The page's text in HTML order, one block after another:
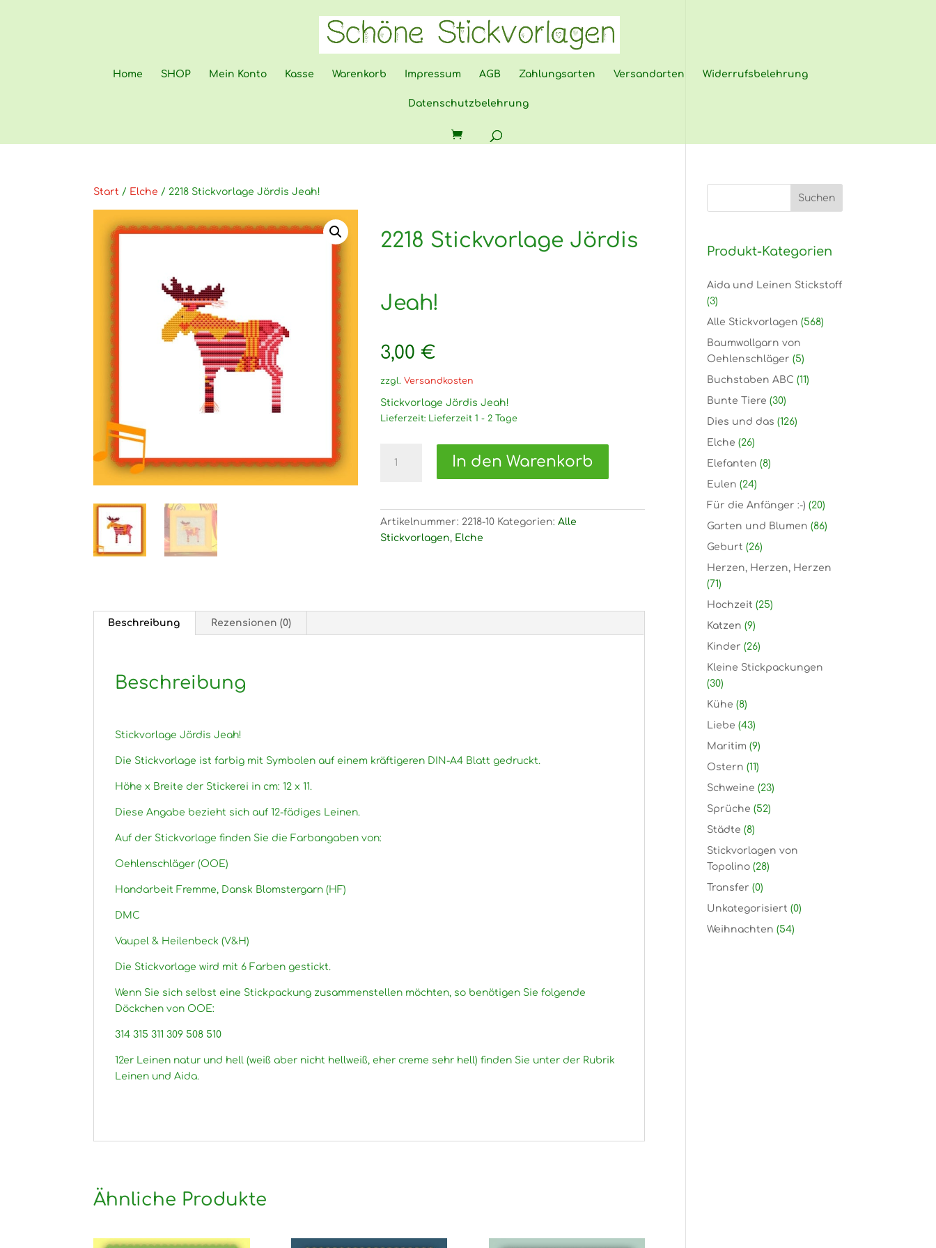
Home SHOP Mein Konto Kasse Warenkorb Impressum AGB Zahlungsarten Versandarten Widerrufsbelehrung
Datenschutzbelehrung
Start / Elche / 2218 Stickvorlage Jördis Jeah!
2218 Stickvorlage Jördis
Jeah!
3,00€
zzgl.Versandkosten
Stickvorlage Jördis Jeah!
Lieferzeit: Lieferzeit 1 - 2 Tage
Stickvorlage
Menge
In den Warenkorb
Artikelnummer: 2218-10 Kategorien:Alle
Stickvorlagen, Elche
Beschreibung Rezensionen (0)
Beschreibung
Stickvorlage Jördis Jeah!
Die Stickvorlage ist farbig mit Symbolen auf einem kräftigeren DIN-A4 Blatt gedruckt.
Höhe x Breite der Stickerei in cm: 12 x 11.
Diese Angabe bezieht sich auf 12-fädiges Leinen.
Auf der Stickvorlage finden Sie die Farbangaben von:
Oehlenschläger (OOE)
Handarbeit Fremme, Dansk Blomstergarn (HF)
DMC
Vaupel & Heilenbeck (V&H)
Die Stickvorlage wird mit 6 Farben gestickt.
Wenn Sie sich selbst eine Stickpackung zusammenstellen möchten, so benötigen Sie folgende
Döckchen von OOE:
314 315 311 309 508 510
12er Leinen natur und hell (weiß aber nicht hellweiß, eher creme sehr hell) finden Sie unter der Rubrik
Leinen und Aida.
Ähnliche Produkte
Produkt-Kategorien
Aida und Leinen Stickstoff
(3)
Alle Stickvorlagen (568)
Baumwollgarn von
Oehlenschläger (5)
Buchstaben ABC (11)
Bunte Tiere (30)
Dies und das (126)
Elche (26)
Elefanten (8)
Eulen (24)
Für die Anfänger :-) (20)
Garten und Blumen (86)
Geburt (26)
Herzen, Herzen, Herzen
(71)
Hochzeit (25)
Katzen (9)
Kinder (26)
Kleine Stickpackungen
(30)
Kühe (8)
Liebe (43)
Maritim (9)
Ostern (11)
Schweine (23)
Sprüche (52)
Städte (8)
Stickvorlagen von
Topolino (28)
Transfer (0)
Unkategorisiert (0)
Weihnachten (54)